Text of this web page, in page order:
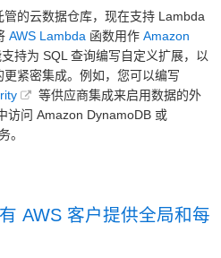
的云数据仓库，现在支持 Lambda
AWS Lambda 函数用作 Amazon
持为 SQL 查询编写自定义扩展，以
紧密集成。例如，您可以编写
等供应商集成来启用数据的外
访问 Amazon DynamoDB 或
。
AWS 客户提供全局和每